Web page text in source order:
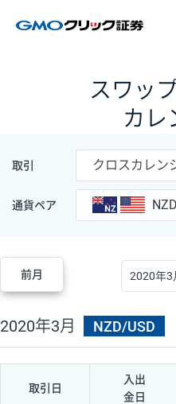
スワッ
カレ
取引 クロスカレン
通貨ペア
前月
2020年3月 NZD/USD
取引日
入出
金日